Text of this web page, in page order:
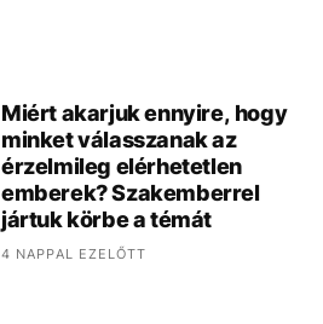
Miért akarjuk ennyire, hogy
minket válasszanak az
érzelmileg elérhetetlen
emberek? Szakemberrel
jártuk körbe a témát
4 NAPPAL EZELŐTT